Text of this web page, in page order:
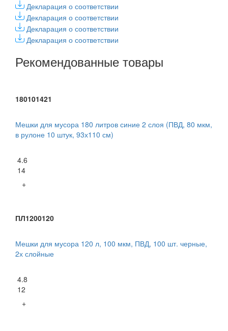
Декларация о соответствии
Декларация о соответствии
Декларация о соответствии
Декларация о соответствии
Рекомендованные товары
180101421
Мешки для мусора 180 литров синие 2 слоя (ПВД, 80 мкм,
в рулоне 10 штук, 93х110 см)
4.6
14
+
ПЛ1200120
Мешки для мусора 120 л, 100 мкм, ПВД, 100 шт. черные,
2х слойные
4.8
12
+